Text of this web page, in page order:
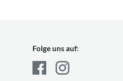
Folge uns auf: